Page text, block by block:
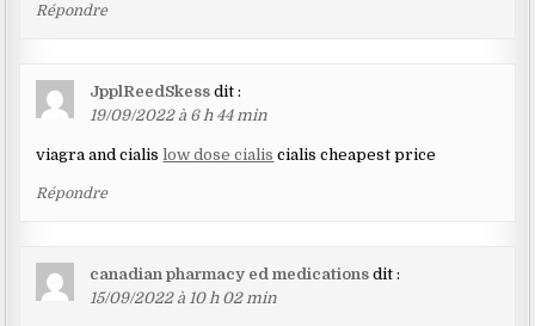
Répondre
JpplReedSkess dit :
19/09/2022 à 6 h 44 min
viagra and cialislow dose cialis cialis cheapest price
Répondre
canadian pharmacy ed medications dit :
15/09/2022 à 10 h 02 min